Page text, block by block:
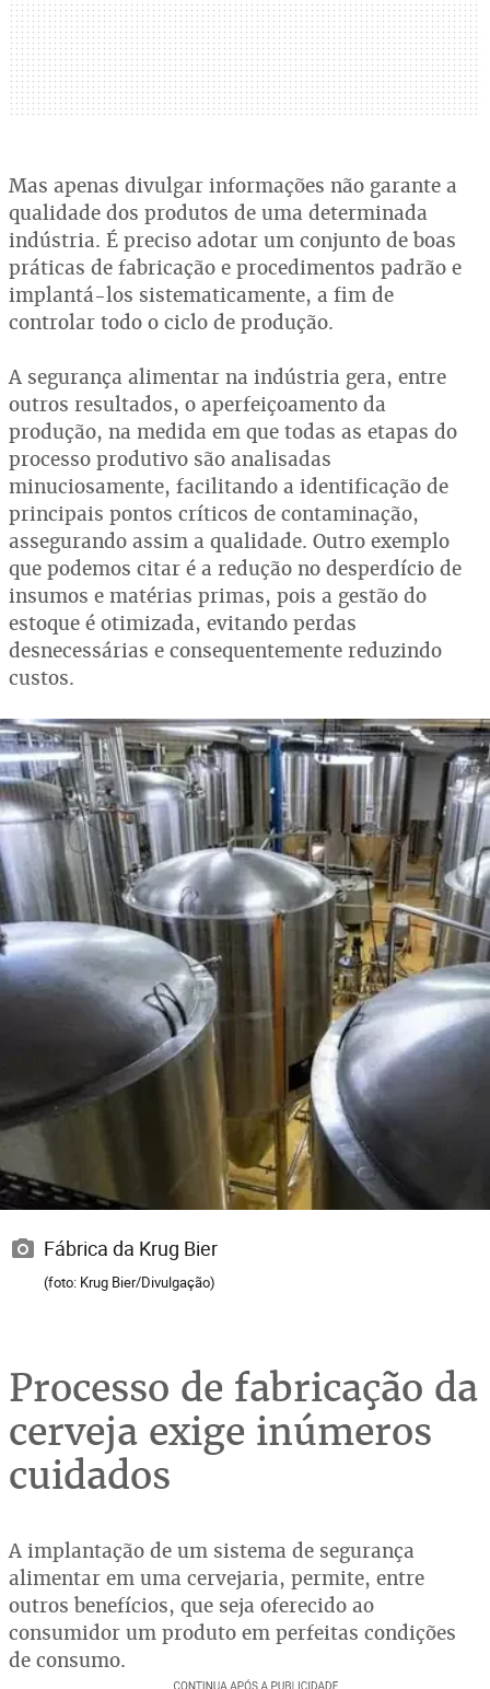
Mas apenas divulgar informações não garante a
qualidade dos produtos de uma determinada
indústria. É preciso adotar um conjunto de boas
práticas de fabricação e procedimentos padrão e
implantá-los sistematicamente, a fim de
controlar todo o ciclo de produção.
A segurança alimentar na indústria gera, entre
outros resultados, o aperfeiçoamento da
produção, na medida em que todas as etapas do
processo produtivo são analisadas
minuciosamente, facilitando a identificação de
principais pontos críticos de contaminação,
assegurando assim a qualidade. Outro exemplo
que podemos citar é a redução no desperdício de
insumos e matérias primas, pois a gestão do
estoque é otimizada, evitando perdas
desnecessárias e consequentemente reduzindo
custos.
Fábrica da Krug Bier
(foto: Krug Bier/Divulgação)
Processo de fabricação da
cerveja exige inúmeros
cuidados
A implantação de um sistema de segurança
alimentar em uma cervejaria, permite, entre
outros benefícios, que seja oferecido ao
consumidor um produto em perfeitas condições
de consumo.